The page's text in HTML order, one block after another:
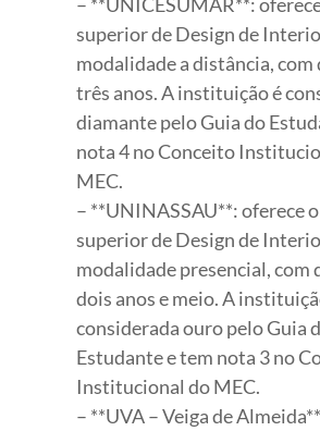
superior de Design de
modalidade a distância, com
três anos. A instituição é
diamante pelo Guia do
nota 4 no Conceito
MEC.
– **UNINASSAU**: oferece
superior de Design de
modalidade presencial, com
dois anos e meio. A
considerada ouro pelo Guia
Estudante e tem nota 3 no
Institucional do MEC.
– **UVA – Veiga de